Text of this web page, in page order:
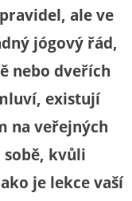
ale ve
jógový řád,
nebo dveřích
existují
na veřejných
kvůli
je lekce vaší